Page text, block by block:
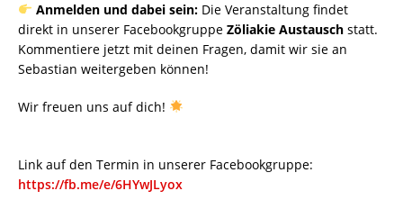
Anmelden und dabei sein:Die Veranstaltung findet
direkt in unserer Facebookgruppe Zöliakie Austausch statt.
Kommentiere jetzt mit deinen Fragen, damit wir sie an
Sebastian weitergeben können!
Wir freuen uns auf dich!
Link auf den Termin in unserer Facebookgruppe:
https://fb.me/e/6HYwJLyox